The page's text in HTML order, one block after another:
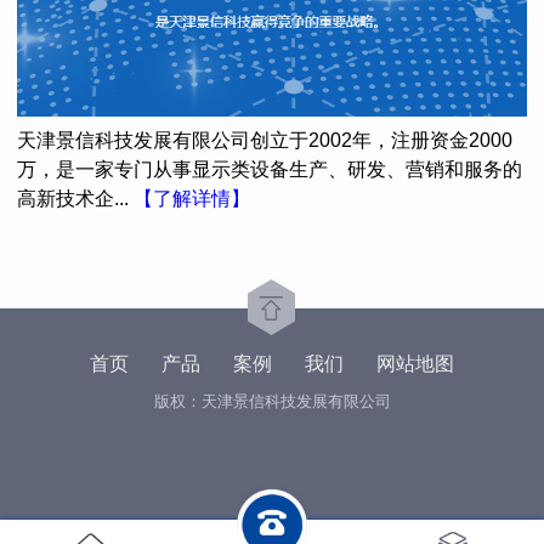
天津景信科技发展有限公司创立于2002年，注册资金2000
万，是一家专门从事显示类设备生产、研发、营销和服务的
高新技术企...
【了解详情】
首页 产品 案例 我们 网站地图
版权：天津景信科技发展有限公司